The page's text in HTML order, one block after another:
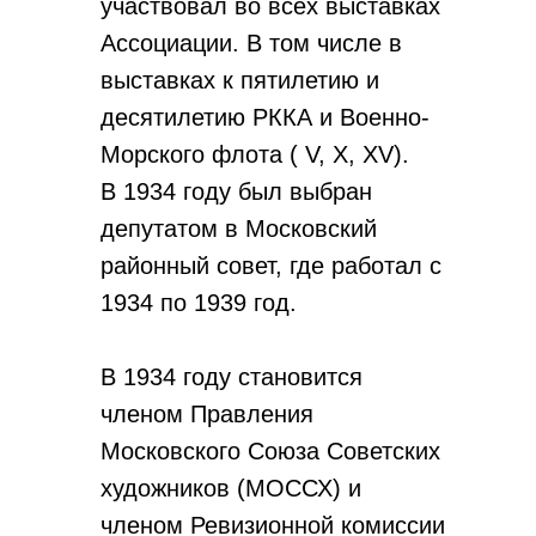
участвовал во всех выставках
Ассоциации. В том числе в
выставках к пятилетию и
десятилетию РККА и Военно-
Морского флота ( V, X, XV).
В 1934 году был выбран
депутатом в Московский
районный совет, где работал с
1934 по 1939 год.
В 1934 году становится
членом Правления
Московского Союза Советских
художников (МОССХ) и
членом Ревизионной комиссии